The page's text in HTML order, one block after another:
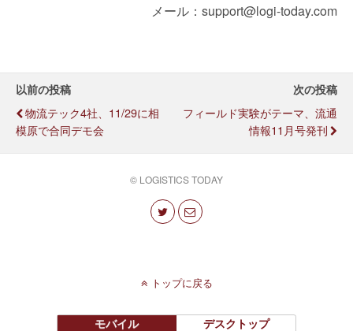
メール：support@logi-today.com
以前の投稿
物流テック4社、11/29に相
模原で合同デモ会
次の投稿
フィールド実験がテーマ、流通
情報11月号発刊
© LOGISTICS TODAY
トップに戻る
モバイル デスクトップ